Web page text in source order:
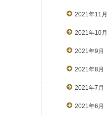
2021年11月
2021年10月
2021年9月
2021年8月
2021年7月
2021年6月